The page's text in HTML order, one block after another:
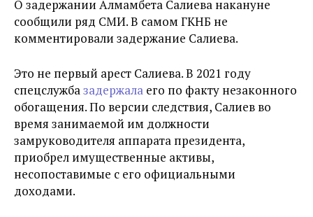
О задержании Алмамбета Салиева накануне
сообщили ряд СМИ. В самом ГКНБ не
комментировали задержание Салиева.
Это не первый арест Салиева. В 2021 году
спецслужбазадержала его по факту незаконного
обогащения. По версии следствия, Салиев во
время занимаемой им должности
замруководителя аппарата президента,
приобрел имущественные активы,
несопоставимые с его официальными
доходами.